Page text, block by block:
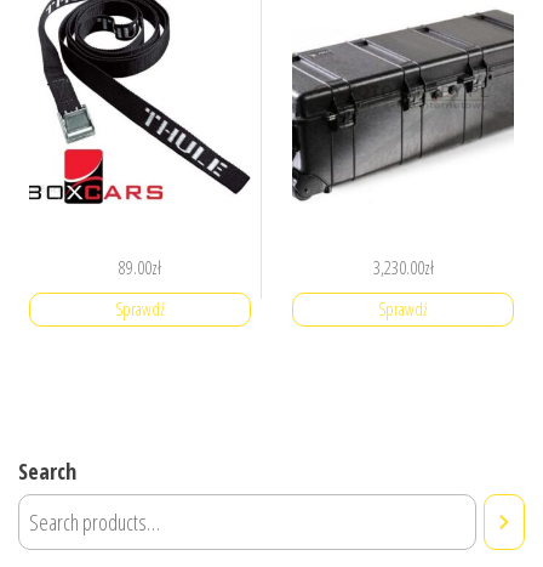
89.00zł
Sprawdź
3,230.00zł
Sprawdź
Search